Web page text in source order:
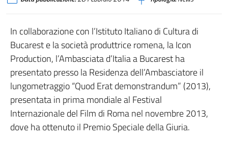
In collaborazione con l’Istituto Italiano di Cultura di
Bucarest e la società produttrice romena, la Icon
Production, l’Ambasciata d’Italia a Bucarest ha
presentato presso la Residenza dell’Ambasciatore il
lungometraggio “Quod Erat demonstrandum” (2013),
presentata in prima mondiale al Festival
Internazionale del Film di Roma nel novembre 2013,
dove ha ottenuto il Premio Speciale della Giuria.